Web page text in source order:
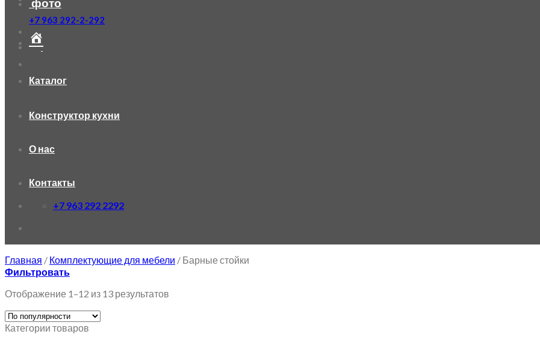
+7 963 292-2-292
Каталог
Конструктор кухни
О нас
Контакты
+7 963 292 2292
Главная / Комплектующие для мебели / Барные стойки
Фильтровать
Отображение 1–12 из 13 результатов
Категории товаров